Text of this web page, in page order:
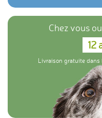
Chez vous
12
Livraison gratuite